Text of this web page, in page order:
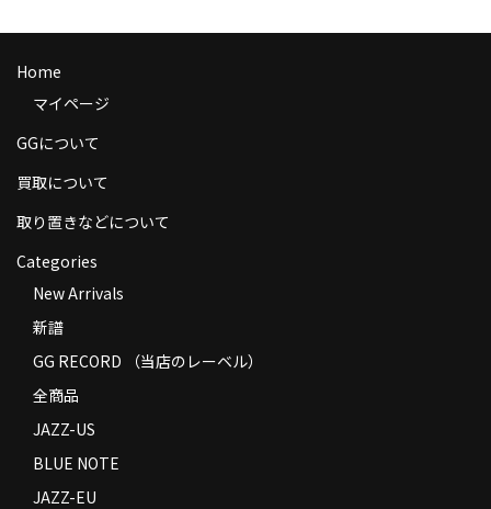
Home
マイページ
GGについて
買取について
取り置きなどについて
Categories
New Arrivals
新譜
GG RECORD （当店のレーベル）
全商品
JAZZ-US
BLUE NOTE
JAZZ-EU